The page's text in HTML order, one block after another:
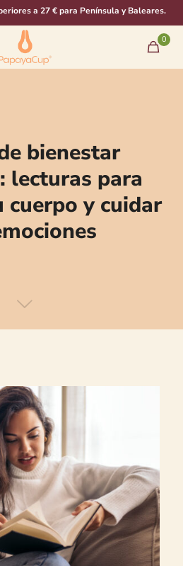
a 27 € para Península y Baleares.
0
bienestar
lecturas para
cuerpo y cuidar